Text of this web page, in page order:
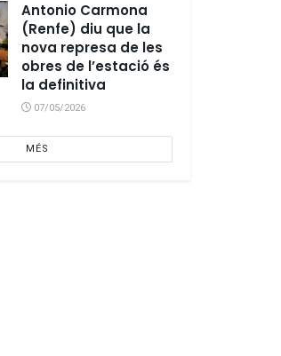
Antonio Carmona
(Renfe) diu que la
nova represa de les
obres de l’estació és
la definitiva
07/05/2026
MÉS